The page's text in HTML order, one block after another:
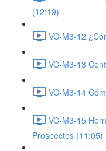
(12:19)
VC-M3-12
VC-M3-13
VC-M3-14
VC-M3-15
Prospectos (11:05)